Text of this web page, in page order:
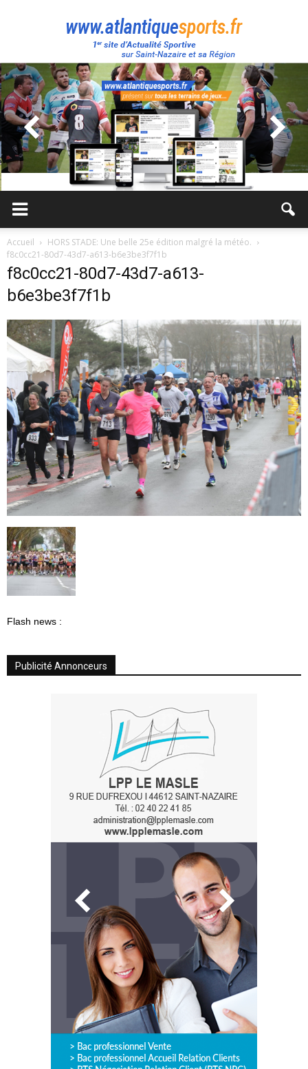
Atlantique
Sport
Accueil
HORS STADE: Une belle 25e édition malgré la météo.
f8c0cc21-80d7-43d7-a613-b6e3be3f7f1b
f8c0cc21-80d7-43d7-a613-
b6e3be3f7f1b
Flash news :
Publicité Annonceurs